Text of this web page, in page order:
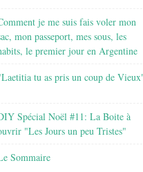
je me suis fais voler mon
mon passeport, mes sous, les
le premier jour en Argentine
tu as pris un coup de
Spécial Noël #11: La Boite à
"Les Jours un peu Tristes"
Sommaire